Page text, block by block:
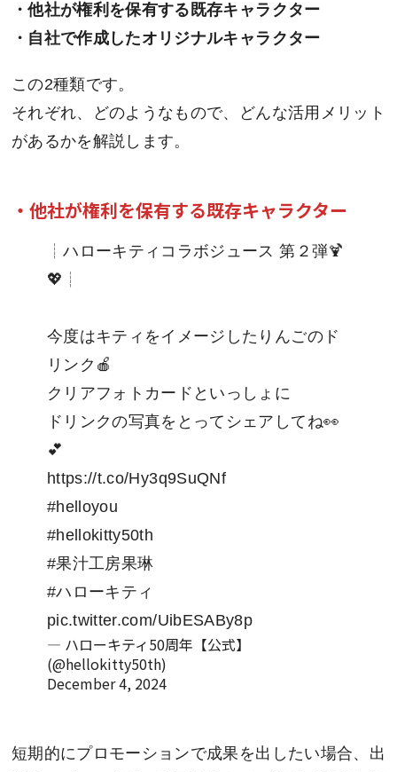
・他社が権利を保有する既存キャラクター
・自社で作成したオリジナルキャラクター
この2種類です。
それぞれ、どのようなもので、どんな活用メリット
があるかを解説します。
・他社が権利を保有する既存キャラクター
┊ハローキティコラボジュース 第２弾🍹
💖┊
今度はキティをイメージしたりんごのド
リンク🍎
クリアフォトカードといっしょに
ドリンクの写真をとってシェアしてね👀
💕
https://t.co/Hy3q9SuQNf
#helloyou
#hellokitty50th
#果汁工房果琳
#ハローキティ
pic.twitter.com/UibESABy8p
— ハローキティ50周年【公式】
(@hellokitty50th)
December 4, 2024
短期的にプロモーションで成果を出したい場合、出